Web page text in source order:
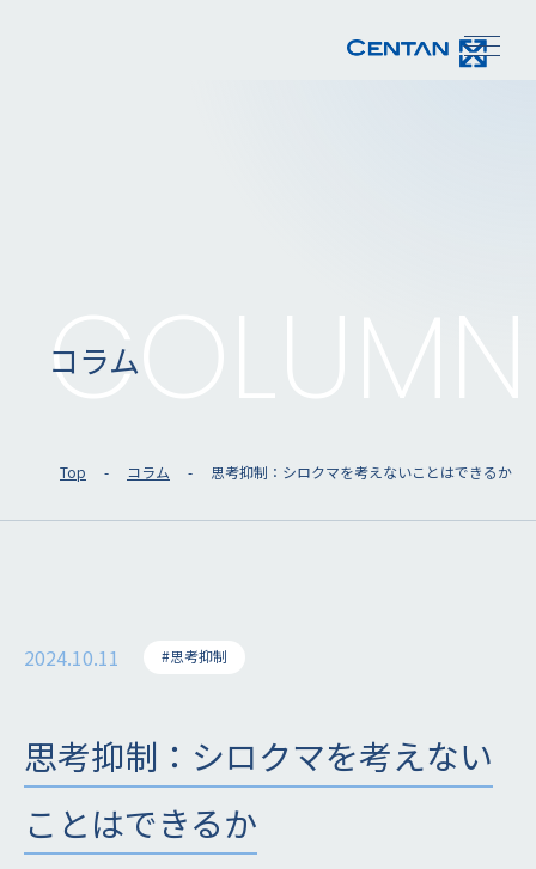
COLUMN
コラム
Top コラム 思考抑制：シロクマを考えないことはできるか
2024.10.11 #思考抑制
思考抑制：シロクマを考えない
ことはできるか